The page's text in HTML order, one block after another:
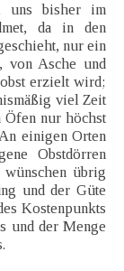
uns bisher im
da in den
nur ein
von Asche und
erzielt wird;
viel Zeit
Öfen nur höchst
einigen Orten
Obstdörren
übrig
und der Güte
Kostenpunkts
und der Menge